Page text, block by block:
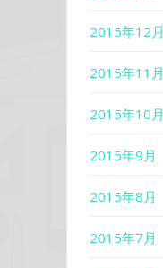
2015年12月
2015年11月
2015年10月
2015年9月
2015年8月
2015年7月